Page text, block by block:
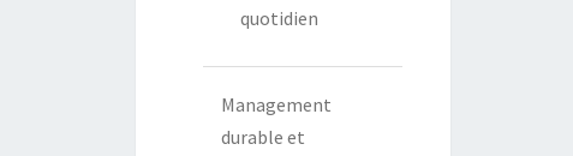
quotidien
Management
durable et